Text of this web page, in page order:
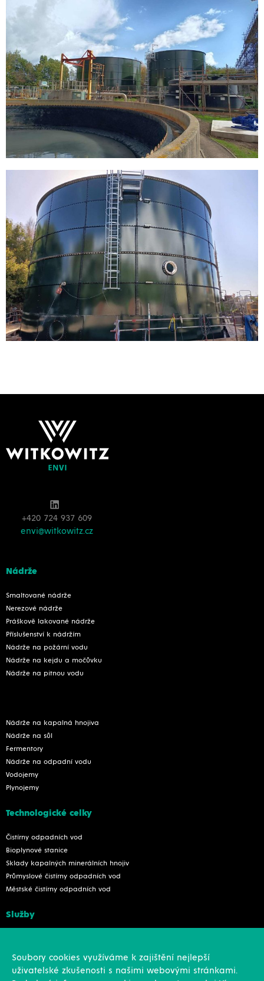
+420 724 937 609
envi@witkowitz.cz
Nádrže
Smaltované nádrže
Nerezové nádrže
Práškově lakované nádrže
Příslušenství k nádržím
Nádrže na požární vodu
Nádrže na kejdu a močůvku
Nádrže na pitnou vodu
Nádrže na kapalná hnojiva
Nádrže na sůl
Fermentory
Nádrže na odpadní vodu
Vodojemy
Plynojemy
Technologické celky
Čistírny odpadních vod
Bioplynové stanice
Sklady kapalných minerálních hnojiv
Průmyslové čistírny odpadních vod
Městské čistírny odpadních vod
Služby
Soubory cookies využíváme k zajištění nejlepší
uživatelské zkušenosti s našimi webovými stránkami.